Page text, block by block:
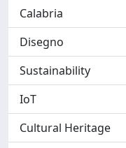
Calabria
Disegno
Sustainability
IoT
Cultural Heritage